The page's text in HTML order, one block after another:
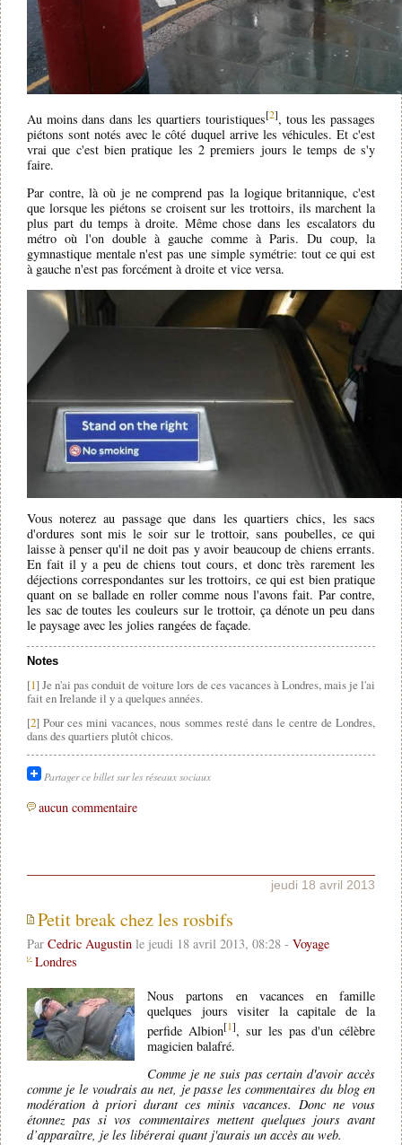
Au moins dans dans les quartiers touristiques[2], tous les passages
piétons sont notés avec le côté duquel arrive les véhicules. Et c'est
vrai que c'est bien pratique les 2 premiers jours le temps de s'y
faire.
Par contre, là où je ne comprend pas la logique britannique, c'est
que lorsque les piétons se croisent sur les trottoirs, ils marchent la
plus part du temps à droite. Même chose dans les escalators du
métro où l'on double à gauche comme à Paris. Du coup, la
gymnastique mentale n'est pas une simple symétrie: tout ce qui est
à gauche n'est pas forcément à droite et vice versa.
Vous noterez au passage que dans les quartiers chics, les sacs
d'ordures sont mis le soir sur le trottoir, sans poubelles, ce qui
laisse à penser qu'il ne doit pas y avoir beaucoup de chiens errants.
En fait il y a peu de chiens tout cours, et donc très rarement les
déjections correspondantes sur les trottoirs, ce qui est bien pratique
quant on se ballade en roller comme nous l'avons fait. Par contre,
les sac de toutes les couleurs sur le trottoir, ça dénote un peu dans
le paysage avec les jolies rangées de façade.
Notes
[1] Je n'ai pas conduit de voiture lors de ces vacances à Londres, mais je l'ai
fait en Irelande il y a quelques années.
[2] Pour ces mini vacances, nous sommes resté dans le centre de Londres,
dans des quartiers plutôt chicos.
Partager ce billet sur les réseaux sociaux
aucun commentaire
jeudi 18 avril 2013
Petit break chez les rosbifs
Par Cedric Augustinle jeudi 18 avril 2013, 08:28 - Voyage
Londres
Nous partons en vacances en famille
quelques jours visiter la capitale de la
perfide Albion[1], sur les pas d'un célèbre
magicien balafré.
Comme je ne suis pas certain d'avoir accès
comme je le voudrais au net, je passe les commentaires du blog en
modération à priori durant ces minis vacances. Donc ne vous
étonnez pas si vos commentaires mettent quelques jours avant
d’apparaître, je les libérerai quant j'aurais un accès au web.